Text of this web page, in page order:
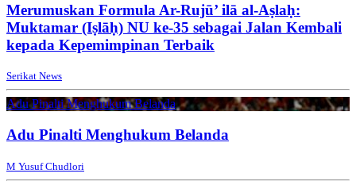
Merumuskan Formula Ar-Rujū’ ilā al-Aṣlaḥ:
Muktamar (Iṣlāḥ) NU ke-35 sebagai Jalan Kembali
kepada Kepemimpinan Terbaik
Serikat News
Adu Pinalti Menghukum Belanda
Adu Pinalti Menghukum Belanda
M Yusuf Chudlori